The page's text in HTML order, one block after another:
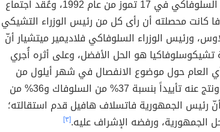
قبل البرلمان السلوفاكي في 17 تموز من عام 1992، وعُقد اجتماع
كانت محصلته أن رأى كل من رئيس الوزراء التشيكي
ورئيس الوزراء السلوفاكي فلاديمير ميتشيار أنّ
هو الحل الأفضل، وعلى أثره أُجري
العام حول موضوع الانفصال في شهر أيلول من
عام 1992م، ونتج عنه تأييداً بنسبة 37% من السلوفاك و36% من
أنّ رئيس الجمهورية فاتسلاف هافيل قدم استقالته؛
الجمهورية، ورفضه الإشراف عليه.[٣]